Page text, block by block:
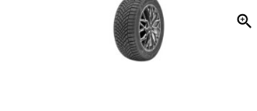
zoom_in